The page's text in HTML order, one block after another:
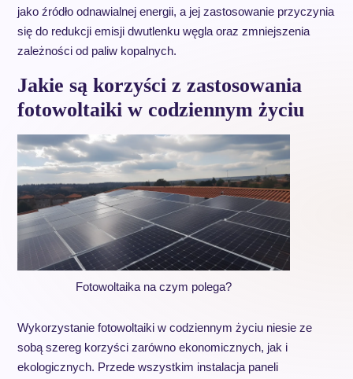
jako źródło odnawialnej energii, a jej zastosowanie przyczynia
się do redukcji emisji dwutlenku węgla oraz zmniejszenia
zależności od paliw kopalnych.
Jakie są korzyści z zastosowania
fotowoltaiki w codziennym życiu
Fotowoltaika na czym polega?
Wykorzystanie fotowoltaiki w codziennym życiu niesie ze
sobą szereg korzyści zarówno ekonomicznych, jak i
ekologicznych. Przede wszystkim instalacja paneli